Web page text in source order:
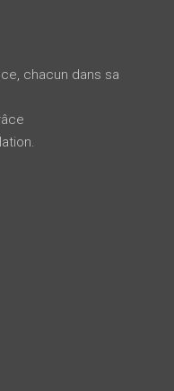
chacun dans sa